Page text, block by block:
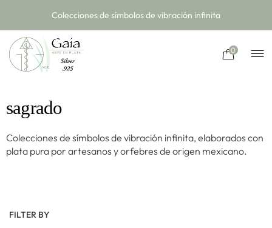
Colecciones de símbolos de vibración infinita
0
sagrado
Colecciones de símbolos de vibración infinita, elaborados con
plata pura por artesanos y orfebres de origen mexicano.
FILTER BY